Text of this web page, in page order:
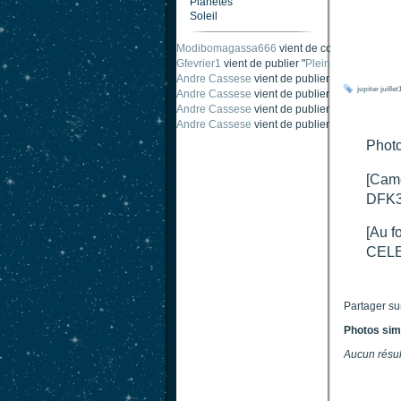
Soleil
Modibomagassa666 vient de commenter "
Gfevrier1 vient de publier "Pleine Lune - 9
Andre Cassese vient de publier "
Andre Cassese vient de publier " Tache
Andre Cassese vient de publier "
Andre Cassese vient de publier "
jupiter
[Au
Partager
Photos
Aucun